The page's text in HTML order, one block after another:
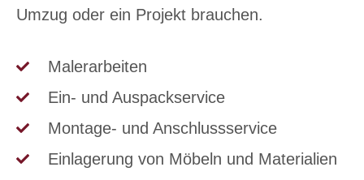
Umzug oder ein Projekt brauchen.
Malerarbeiten
Ein- und Auspackservice
Montage- und Anschlussservice
Einlagerung von Möbeln und Materialien